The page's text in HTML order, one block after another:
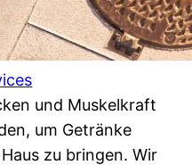
und Muskelkraft
um Getränke
zu bringen. Wir